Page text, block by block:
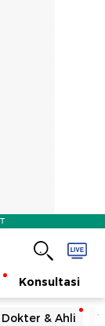
Konsultasi
& Ahli